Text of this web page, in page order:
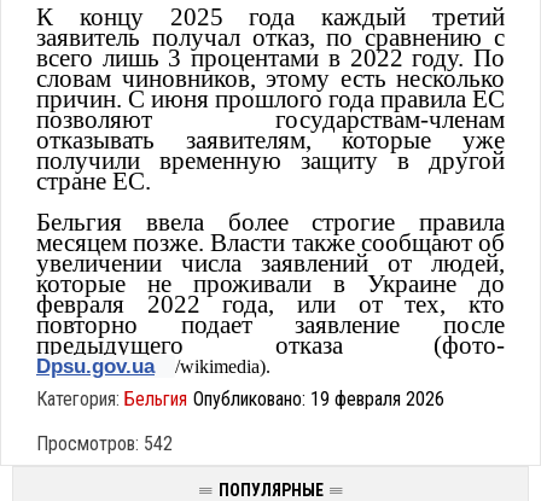
ПОПУЛЯРНЫЕ
К концу 2025 года каждый третий
заявитель получал отказ, по сравнению с
всего лишь 3 процентами в 2022 году. По
словам чиновников, этому есть несколько
причин. С июня прошлого года правила ЕС
позволяют государствам-членам
отказывать заявителям, которые уже
получили временную защиту в другой
стране ЕС.
Бельгия ввела более строгие правила
месяцем позже. Власти также сообщают об
увеличении числа заявлений от людей,
которые не проживали в Украине до
февраля 2022 года, или от тех, кто
повторно подает заявление после
предыдущего отказа (фото-
Dpsu.gov.ua /wikimedia).
Категория: Бельгия Опубликовано: 19 февраля 2026
Просмотров: 542